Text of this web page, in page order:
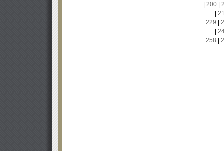
200|
229
258